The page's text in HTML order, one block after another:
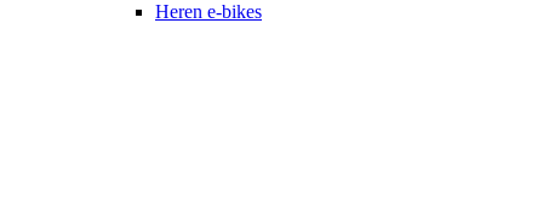
Heren e-bikes